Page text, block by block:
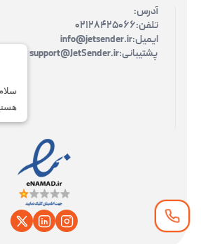
آدرس:
تلفن:۰۲۱۲۸۴۲۵۰۶۶
ایمیل:info@jetsender.ir
پشتیبانی:support@JetSender.ir